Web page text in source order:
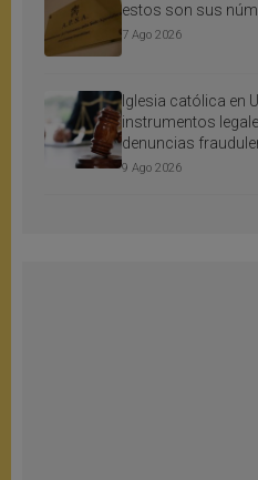
estos son sus
7 Ago 2026
Iglesia católica en
instrumentos
denuncias
9 Ago 2026